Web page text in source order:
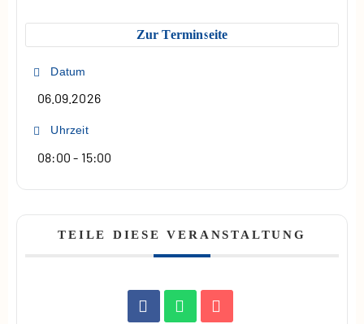
Zur Terminseite
Datum
06.09.2026
Uhrzeit
08:00 - 15:00
TEILE DIESE VERANSTALTUNG